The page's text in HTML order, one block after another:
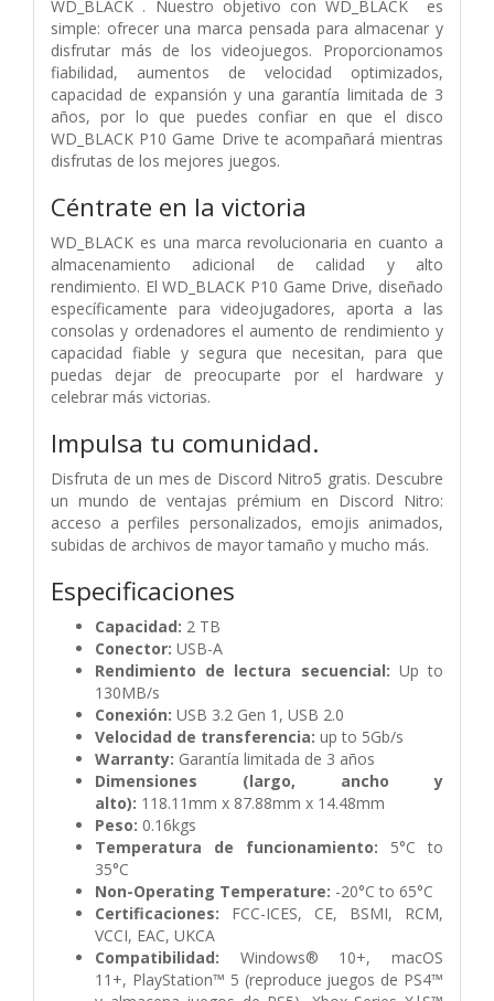
WD_BLACK . Nuestro objetivo con WD_BLACK es
simple: ofrecer una marca pensada para almacenar y
disfrutar más de los videojuegos. Proporcionamos
fiabilidad, aumentos de velocidad optimizados,
capacidad de expansión y una garantía limitada de 3
años, por lo que puedes confiar en que el disco
WD_BLACK P10 Game Drive te acompañará mientras
disfrutas de los mejores juegos.
Céntrate en la victoria
WD_BLACK es una marca revolucionaria en cuanto a
almacenamiento adicional de calidad y alto
rendimiento. El WD_BLACK P10 Game Drive, diseñado
específicamente para videojugadores, aporta a las
consolas y ordenadores el aumento de rendimiento y
capacidad fiable y segura que necesitan, para que
puedas dejar de preocuparte por el hardware y
celebrar más victorias.
Impulsa tu comunidad.
Disfruta de un mes de Discord Nitro5 gratis. Descubre
un mundo de ventajas prémium en Discord Nitro:
acceso a perfiles personalizados, emojis animados,
subidas de archivos de mayor tamaño y mucho más.
Especificaciones
Capacidad: 2 TB
Conector: USB-A
Rendimiento de lectura secuencial: Up to
130MB/s
Conexión: USB 3.2 Gen 1, USB 2.0
Velocidad de transferencia: up to 5Gb/s
Warranty: Garantía limitada de 3 años
Dimensiones (largo, ancho y
alto): 118.11mm x 87.88mm x 14.48mm
Peso: 0.16kgs
Temperatura de funcionamiento:
5°C to
35°C
Non-Operating Temperature: -20°C to 65°C
Certificaciones:
FCC-ICES, CE, BSMI, RCM,
VCCI, EAC, UKCA
Compatibilidad:
Windows® 10+,macOS
11+, PlayStation™ 5 (reproduce juegos de PS4™